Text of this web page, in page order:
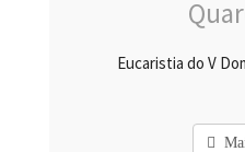
Eucaristia do V